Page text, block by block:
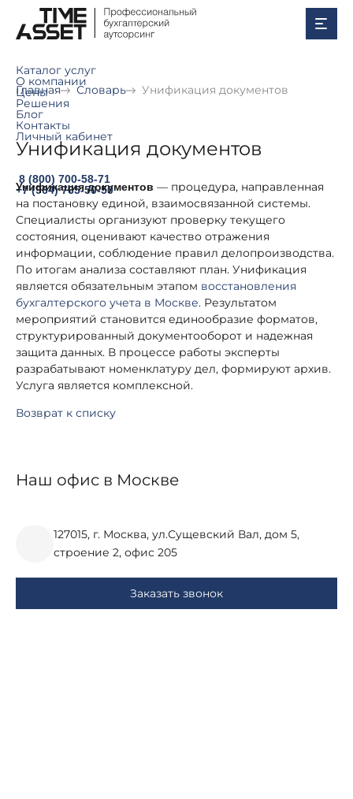
Главная Словарь Унификация документов
Унификация документов
Унификация документов — процедура, направленная
на постановку единой, взаимосвязанной системы.
Специалисты организуют проверку текущего
состояния, оценивают качество отражения
информации, соблюдение правил делопроизводства.
По итогам анализа составляют план. Унификация
является обязательным этапом восстановления
бухгалтерского учета в Москве. Результатом
мероприятий становится единообразие форматов,
структурированный документооборот и надежная
защита данных. В процессе работы эксперты
разрабатывают номенклатуру дел, формируют архив.
Услуга является комплексной.
Возврат к списку
Наш офис в Москве
127015, г. Москва, ул.Сущевский Вал, дом 5,
строение 2, офис 205
Заказать звонок
Каталог услуг
О компании
Цены
Решения
Блог
Контакты
Личный кабинет
8 (800) 700-58-71
+7 (964) 765-50-50